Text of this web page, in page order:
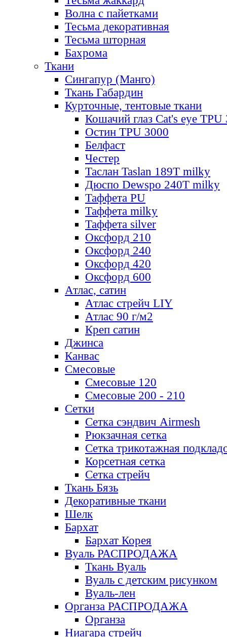
Волна с пайетками
Тесьма декоративная
Тесьма шторная
Бахрома
Ткани
Сингапур (Манго)
Ткань Габардин
Курточные, тентовые ткани
Кошачий глаз Cat's eye TPU
Остин TPU 3000
Белфаст
Честер
Таслан Taslan 189T milky
Дюспо Dewspo 240T milky
Таффета PU
Таффета milky
Таффета silver
Оксфорд 210
Оксфорд 240
Оксфорд 420
Оксфорд 600
Атлас, сатин
Атлас стрейч LIY
Атлас 90 г/м2
Креп сатин
Джинса
Канвас
Смесовые
Смесовые 120
Смесовые 200 - 210
Сетки
Сетка сэндвич Airmesh
Рюкзачная сетка
Сетка трикотажная
Корсетная сетка
Сетка стрейч
Ткань Бязь
Декоративные ткани
Шелк
Бархат
Бархат Корея
Вуаль РАСПРОДАЖА
Ткань Вуаль
Вуаль с детским рисунком
Вуаль-лен
Органза РАСПРОДАЖА
Органза
Ниагара стрейч